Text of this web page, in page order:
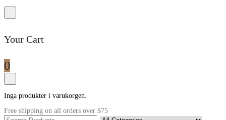
Your Cart
0
Inga produkter i varukorgen.
Free shipping on all orders over $75